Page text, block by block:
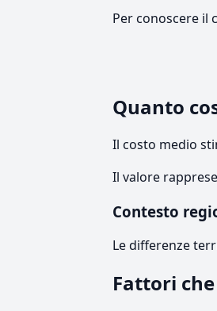
Per conoscere il
Quanto
Il costo medio
Il valore
Contesto
Le differenze
Fattori